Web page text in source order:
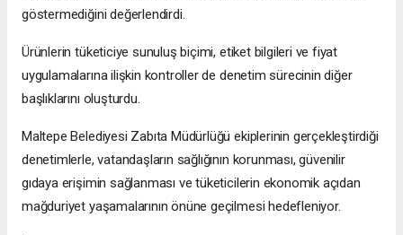
göstermediğini değerlendirdi.
Ürünlerin tüketiciye sunuluş biçimi, etiket bilgileri ve fiyat
uygulamalarına ilişkin kontroller de denetim sürecinin diğer
başlıklarını oluşturdu.
Maltepe Belediyesi Zabıta Müdürlüğü ekiplerinin gerçekleştirdiği
denetimlerle, vatandaşların sağlığının korunması, güvenilir
gıdaya erişimin sağlanması ve tüketicilerin ekonomik açıdan
mağduriyet yaşamalarının önüne geçilmesi hedefleniyor.